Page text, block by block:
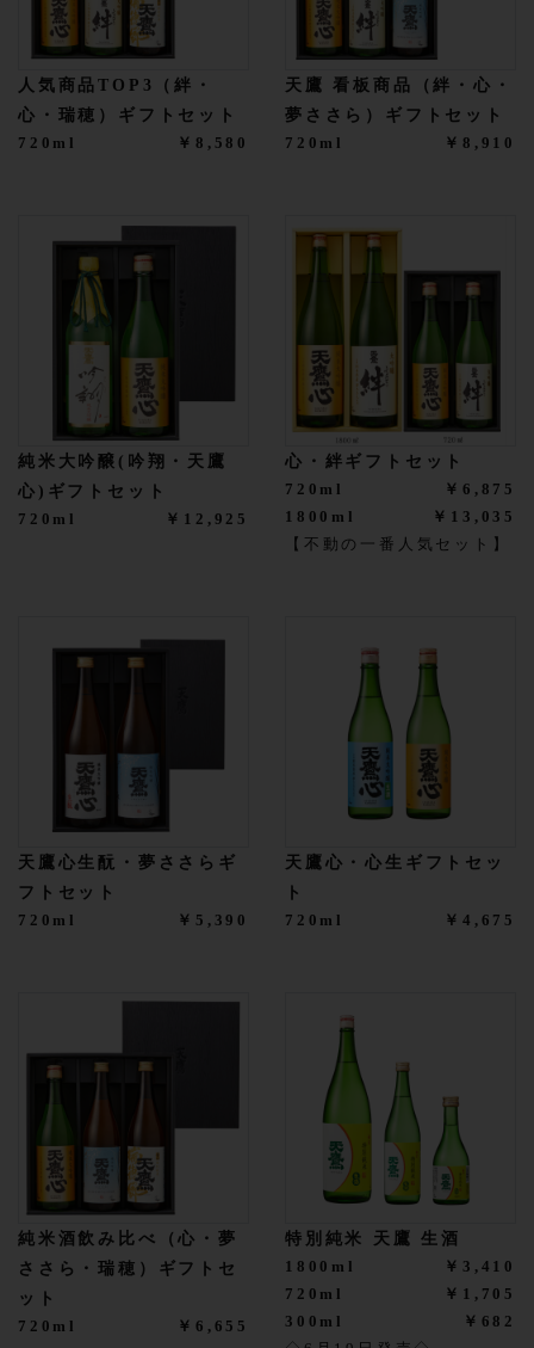
人気商品TOP3（絆・
心・瑞穂）ギフトセット
720ml ￥8,580
天鷹 看板商品（絆・心・
夢ささら）ギフトセット
720ml ￥8,910
純米大吟醸(吟翔・天鷹
心)ギフトセット
720ml ￥12,925
心・絆ギフトセット
720ml
￥6,875
1800ml
￥13,035
【不動の一番人気セット】
天鷹心生酛・夢ささらギ
フトセット
720ml ￥5,390
天鷹心・心生ギフトセッ
ト
720ml ￥4,675
純米酒飲み比べ（心・夢
ささら・瑞穂）ギフトセ
ット
720ml ￥6,655
特別純米 天鷹 生酒
1800ml
￥3,410
720ml
￥1,705
300ml
￥682